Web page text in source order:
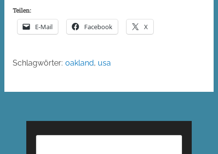
Teilen:
E-Mail Facebook X
Schlagwörter: oakland, usa